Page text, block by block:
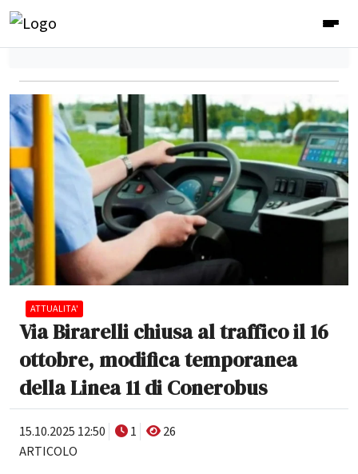
ATTUALITA'
Via Birarelli chiusa al traffico il 16
ottobre, modifica temporanea
della Linea 11 di Conerobus
15.10.2025 12:50 1
26
ARTICOLO